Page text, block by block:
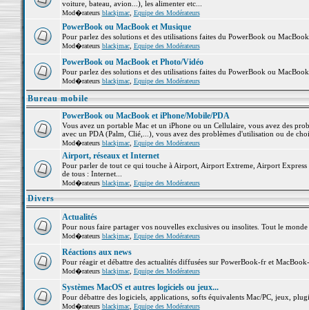
voiture, bateau, avion...), les alimenter etc...
Mod�rateurs blackjmac, Equipe des Modérateurs
PowerBook ou MacBook et Musique
Pour parlez des solutions et des utilisations faites du PowerBook ou
Mod�rateurs blackjmac, Equipe des Modérateurs
PowerBook ou MacBook et Photo/Vidéo
Pour parlez des solutions et des utilisations faites du PowerBook ou
Mod�rateurs blackjmac, Equipe des Modérateurs
Bureau mobile
PowerBook ou MacBook et iPhone/Mobile/PDA
Vous avez un portable Mac et un iPhone ou un Cellulaire, vous avez des
avec un PDA (Palm, Clié,...), vous avez des problèmes d'utilisation ou de
Mod�rateurs blackjmac, Equipe des Modérateurs
Airport, réseaux et Internet
Pour parler de tout ce qui touche à Airport, Airport Extreme, Airport
de tous : Internet...
Mod�rateurs blackjmac, Equipe des Modérateurs
Divers
Actualités
Pour nous faire partager vos nouvelles exclusives ou insolites. Tout le
Mod�rateurs blackjmac, Equipe des Modérateurs
Réactions aux news
Pour réagir et débattre des actualités diffusées sur PowerBook-fr et
Mod�rateurs blackjmac, Equipe des Modérateurs
Systèmes MacOS et autres logiciels ou jeux...
Pour débattre des logiciels, applications, softs équivalents Mac/PC, jeux,
Mod�rateurs blackjmac, Equipe des Modérateurs